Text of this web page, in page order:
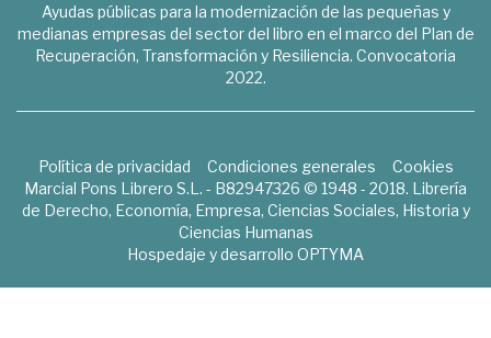
Ayudas públicas para la modernización de las pequeñas y
medianas empresas del sector del libro en el marco del Plan de
Recuperación, Transformación y Resiliencia. Convocatoria
2022.
Política de privacidad Condiciones generales
Cookies
Marcial Pons Librero S.L. - B82947326 © 1948 - 2018. Librería
de Derecho, Economía, Empresa, Ciencias Sociales, Historia y
Ciencias Humanas
Hospedaje y desarrollo OPTYMA